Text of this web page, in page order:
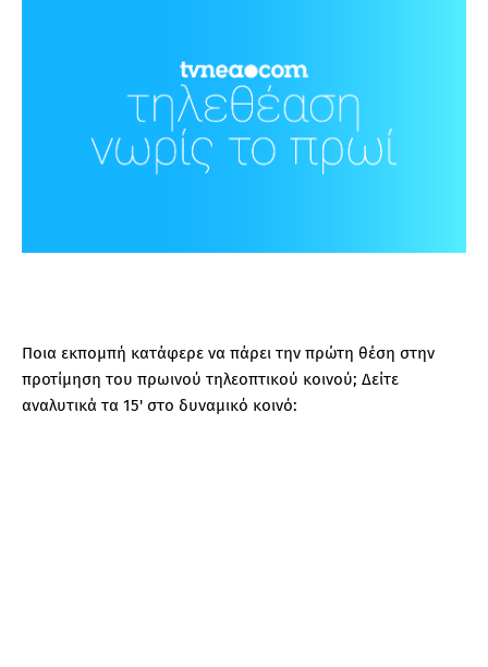
Ποια εκπομπή κατάφερε να πάρει την πρώτη θέση στην
προτίμηση του πρωινού τηλεοπτικού κοινού; Δείτε
αναλυτικά τα 15' στο δυναμικό κοινό: